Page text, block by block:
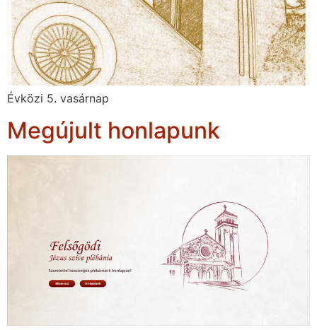
Évközi 5. vasárnap
Megújult honlapunk